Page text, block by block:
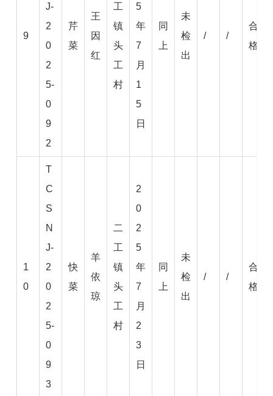
9
J-
2
0
2
5-
0
9
2
芹
菜
王
因
红
工
镇
头
工
村
5
年
7
月
1
5
日
同
上
未
检
出
/ /
合
格
1
0
T
C
S
N
J-
2
0
2
5-
0
9
3
快
菜
羊
依
琼
二
工
镇
头
工
村
2
0
2
5
年
7
月
2
3
日
同
上
未
检
出
/ /
合
格